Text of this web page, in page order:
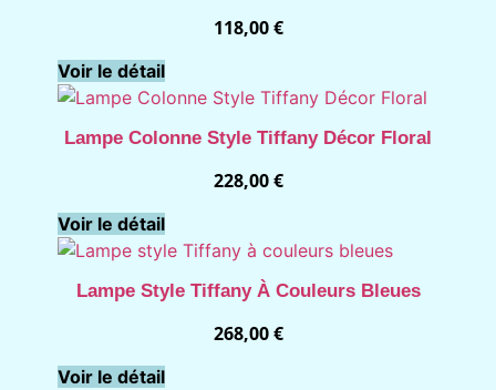
118,00€
Voir le détail
Lampe Colonne Style Tiffany Décor Floral
228,00€
Voir le détail
Lampe Style Tiffany À Couleurs Bleues
268,00€
Voir le détail